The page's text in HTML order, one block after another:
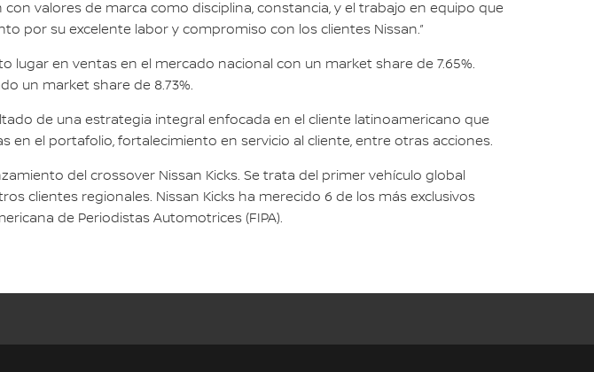
valores de marca como disciplina, constancia, y el trabajo en equipo que
por su excelente labor y compromiso con los clientes Nissan.”
lugar en ventas en el mercado nacional con un market share de 7.65%.
un market share de 8.73%.
de una estrategia integral enfocada en el cliente latinoamericano que
en el portafolio, fortalecimiento en servicio al cliente, entre otras acciones.
del crossover Nissan Kicks. Se trata del primer vehículo global
clientes regionales. Nissan Kicks ha merecido 6 de los más exclusivos
de Periodistas Automotrices (FIPA).